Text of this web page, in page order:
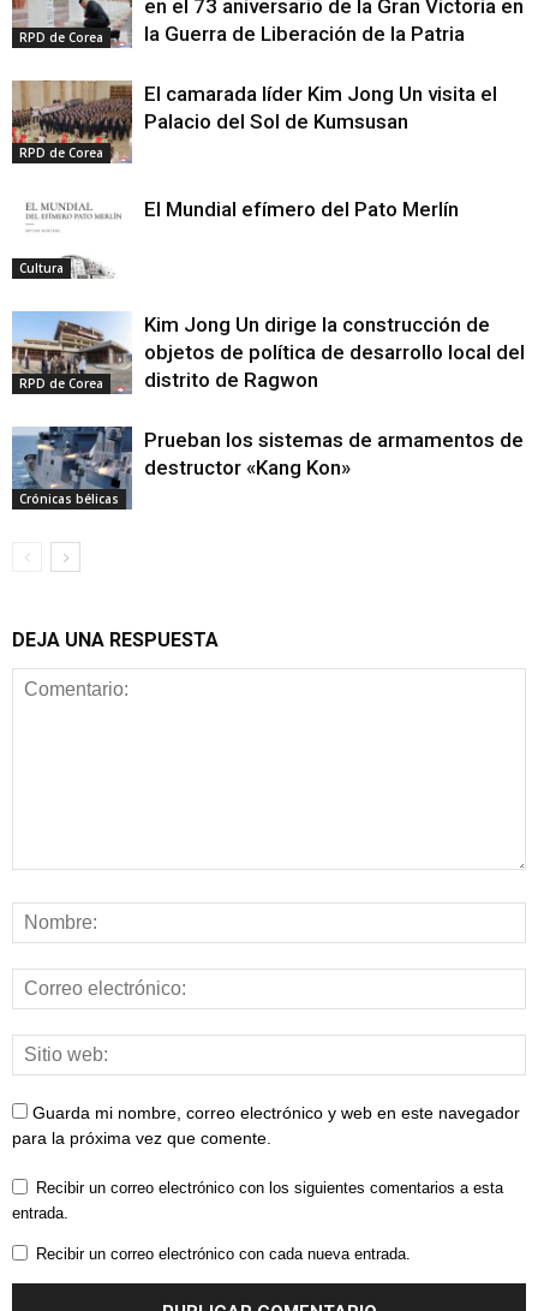
RPD de Corea
en el 73 aniversario de la Gran Victoria en
la Guerra de Liberación de la Patria
RPD de Corea
El camarada líder Kim Jong Un visita el
Palacio del Sol de Kumsusan
Cultura
El Mundial efímero del Pato Merlín
RPD de Corea
Kim Jong Un dirige la construcción de
objetos de política de desarrollo local del
distrito de Ragwon
Crónicas bélicas
Prueban los sistemas de armamentos de
destructor «Kang Kon»
DEJA UNA RESPUESTA
Guarda mi nombre, correo electrónico y web en este navegador
para la próxima vez que comente.
Recibir un correo electrónico con los siguientes comentarios a esta
entrada.
Recibir un correo electrónico con cada nueva entrada.